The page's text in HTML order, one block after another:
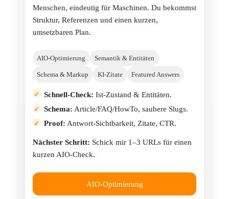
Menschen, eindeutig für Maschinen. Du bekommst
Struktur, Referenzen und einen kurzen,
umsetzbaren Plan.
AIO-Optimierung Semantik & Entitäten
Schema & Markup KI-Zitate Featured Answers
Schnell-Check: Ist-Zustand & Entitäten.
Schema: Article/FAQ/HowTo, saubere Slugs.
Proof: Antwort-Sichtbarkeit, Zitate, CTR.
Nächster Schritt: Schick mir 1–3 URLs für einen
kurzen AIO-Check.
AIO-Optimierung